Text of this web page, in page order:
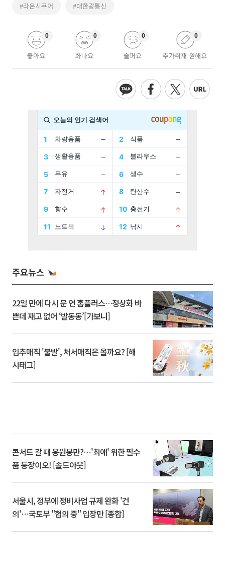
#라온시큐어 #대한광통신
좋아요
0
화나요
0
슬퍼요
0
추가취재 원해요
0
주요뉴스
22일 만에 다시 문 연 홈플러스…정상화 바
쁜데 재고 없어 ‘발동동’[가보니]
입추매직 '불발', 처서매직은 올까요? [해
시태그]
콘서트 갈 때 응원봉만?⋯'최애' 위한 필수
품 등장이오! [솔드아웃]
서울시, 정부에 정비사업 규제 완화 '건
의'⋯국토부 "협의 중" 입장만 [종합]